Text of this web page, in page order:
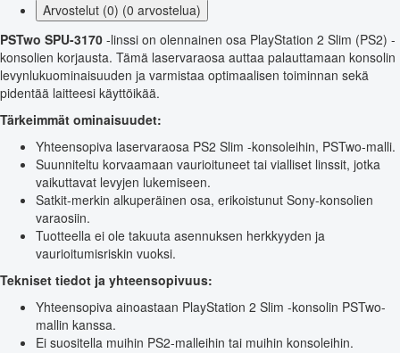
Arvostelut (0) (0 arvostelua)
PSTwo SPU-3170 -linssi on olennainen osa PlayStation 2 Slim (PS2) -
konsolien korjausta. Tämä laservaraosa auttaa palauttamaan konsolin
levynlukuominaisuuden ja varmistaa optimaalisen toiminnan sekä
pidentää laitteesi käyttöikää.
Tärkeimmät ominaisuudet:
Yhteensopiva laservaraosa PS2 Slim -konsoleihin, PSTwo-malli.
Suunniteltu korvaamaan vaurioituneet tai vialliset linssit, jotka
vaikuttavat levyjen lukemiseen.
Satkit-merkin alkuperäinen osa, erikoistunut Sony-konsolien
varaosiin.
Tuotteella ei ole takuuta asennuksen herkkyyden ja
vaurioitumisriskin vuoksi.
Tekniset tiedot ja yhteensopivuus:
Yhteensopiva ainoastaan PlayStation 2 Slim -konsolin PSTwo-
mallin kanssa.
Ei suositella muihin PS2-malleihin tai muihin konsoleihin.